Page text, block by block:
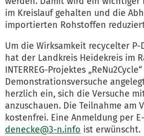
im Kreislauf gehalten und die
importierten Rohstoffen
Um die Wirksamkeit recycelter P-
hat der Landkreis Heidekreis im
INTERREG-Projektes „ReNu2Cycle“
Demonstrationsversuche
herzlich ein, sich die Versuche
anzuschauen. Die Teilnahme am
kostenfrei. Eine Anmeldung per
denecke@3-n.info ist erwünscht.